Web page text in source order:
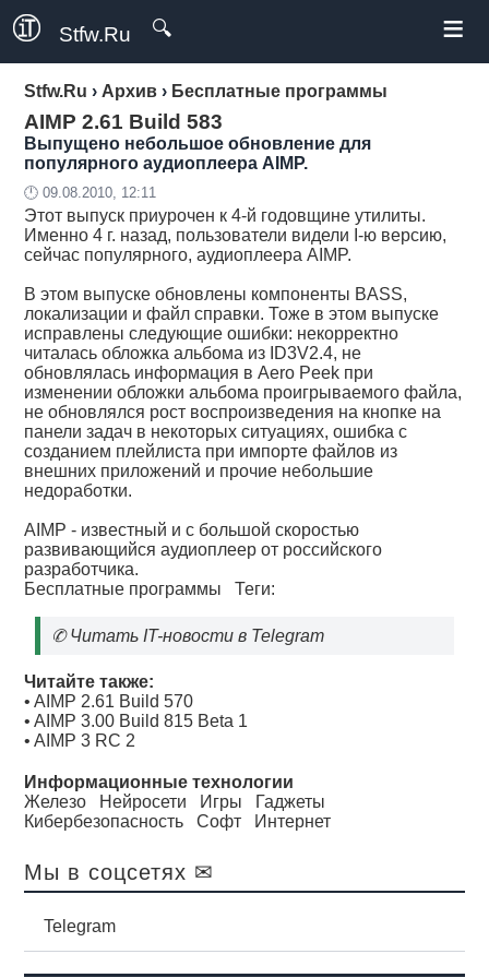
Stfw.Ru 🔍 ≡
Stfw.Ru › Архив › Бесплатные программы
AIMP 2.61 Build 583
Выпущено небольшое обновление для
популярного аудиоплеера AIMP.
🕛 09.08.2010, 12:11
Этот выпуск приурочен к 4-й годовщине утилиты.
Именно 4 г. назад, пользователи видели I-ю версию,
сейчас популярного, аудиоплеера AIMP.
В этом выпуске обновлены компоненты BASS,
локализации и файл справки. Тоже в этом выпуске
исправлены следующие ошибки: некорректно
читалась обложка альбома из ID3V2.4, не
обновлялась информация в Aero Peek при
изменении обложки альбома проигрываемого файла,
не обновлялся рост воспроизведения на кнопке на
панели задач в некоторых ситуациях, ошибка с
созданием плейлиста при импорте файлов из
внешних приложений и прочие небольшие
недоработки.
AIMP - известный и с большой скоростью
развивающийся аудиоплеер от российского
разработчика.
Бесплатные программы Теги:
✆Читать IT-новости в Telegram
Читайте также:
•AIMP 2.61 Build 570
•AIMP 3.00 Build 815 Beta 1
•AIMP 3 RC 2
Информационные технологии
Железо
Нейросети Игры
Гаджеты
Кибербезопасность
Софт Интернет
Мы в соцсетях ✉
Telegram